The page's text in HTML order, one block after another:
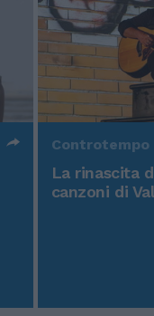
Controtempo
La rinascita
canzoni di